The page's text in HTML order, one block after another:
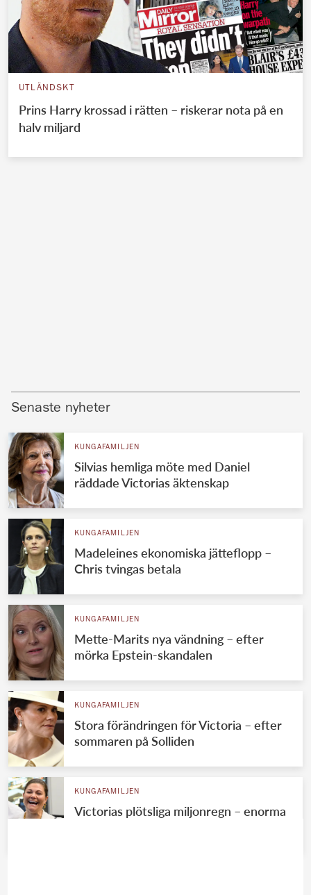
UTLÄNDSKT
Prins Harry krossad i rätten – riskerar nota på en
halv miljard
Senaste nyheter
KUNGAFAMILJEN
Silvias hemliga möte med Daniel
räddade Victorias äktenskap
KUNGAFAMILJEN
Madeleines ekonomiska jätteflopp –
Chris tvingas betala
KUNGAFAMILJEN
Mette-Marits nya vändning – efter
mörka Epstein-skandalen
KUNGAFAMILJEN
Stora förändringen för Victoria – efter
sommaren på Solliden
KUNGAFAMILJEN
Victorias plötsliga miljonregn – enorma